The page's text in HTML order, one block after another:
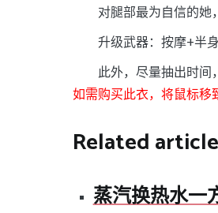
对腿部最为自信的她
升级武器：按摩+半
此外，尽量抽出时间
如需购买此衣，将鼠标移
Related
蒸汽换热水一